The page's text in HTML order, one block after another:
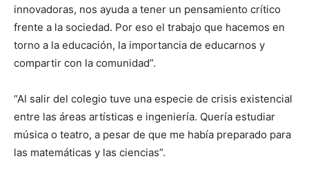
innovadoras, nos ayuda a tener un pensamiento crítico
frente a la sociedad. Por eso el trabajo que hacemos en
torno a la educación, la importancia de educarnos y
compartir con la comunidad”.
“Al salir del colegio tuve una especie de crisis existencial
entre las áreas artísticas e ingeniería. Quería estudiar
música o teatro, a pesar de que me había preparado para
las matemáticas y las ciencias”.